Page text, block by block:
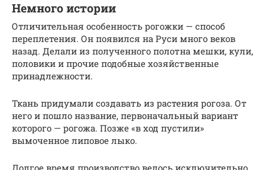
Немного истории
Отличительная особенность рогожки — способ
переплетения. Он появился на Руси много веков
назад. Делали из полученного полотна мешки, кули,
половики и прочие подобные хозяйственные
принадлежности.
Ткань придумали создавать из растения рогоза. От
него и пошло название, первоначальный вариант
которого — рогожа. Позже «в ход пустили»
вымоченное липовое лыко.
Долгое время производство велось исключительно